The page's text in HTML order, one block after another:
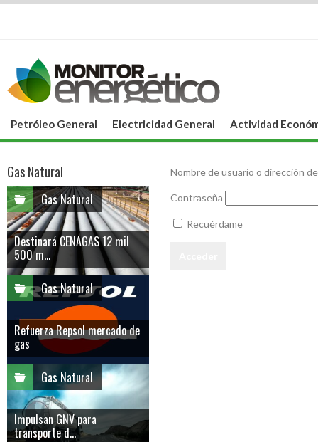
Petróleo General Electricidad General Actividad
Nombre de usuario o dirección
Contraseña
Recuérdame
Gas Natural
Gas Natural
Destinará CENAGAS 12 mil
500 m...
Gas Natural
Refuerza Repsol mercado de
gas
Gas Natural
Impulsan GNV para
transporte d...